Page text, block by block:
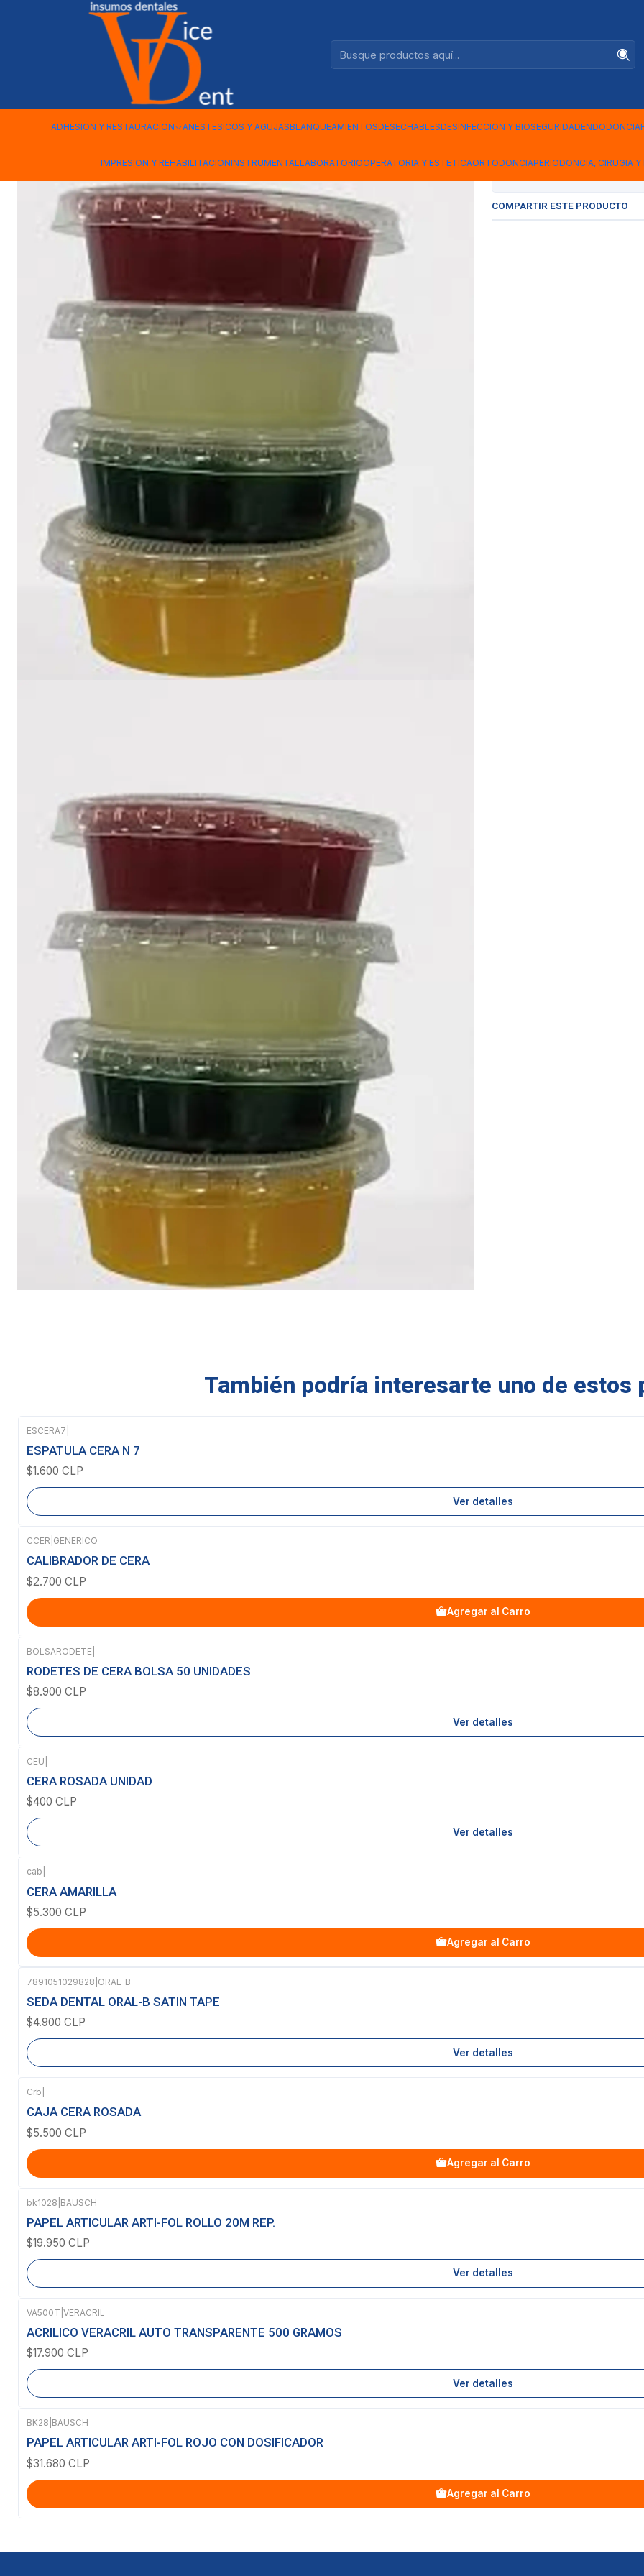
ADHESION Y RESTAURACION ANESTESICOS Y AGUJASBLANQUEAMIENTOSDESECHABLESDESINFECCION Y BIOSEGURIDADENDODONCIA
IMPRESION Y REHABILITACIONINSTRUMENTALLABORATORIOOPERATORIA Y ESTETICAORTODONCIAPERIODONCIA, CIRUGIA Y
LABORATORIO CERA PARA ENCERADO DIAGNOSTICO
COMPARTIR ESTE PRODUCTO
También podría interesarte uno de estos
Agotado
ESCERA7
ESPATULA CERA N 7
$1.600 CLP
Ver detalles
CCER GENERICO
CALIBRADOR DE CERA
$2.700 CLP
Agregar al Carro
Agotado
BOLSARODETE
RODETES DE CERA BOLSA 50 UNIDADES
$8.900 CLP
Ver detalles
Agotado
CEU
CERA ROSADA UNIDAD
$400 CLP
Ver detalles
cab
CERA AMARILLA
$5.300 CLP
Agregar al Carro
Agotado
7891051029828 ORAL-B
SEDA DENTAL ORAL-B SATIN TAPE
$4.900 CLP
Ver detalles
Crb
CAJA CERA ROSADA
$5.500 CLP
Agregar al Carro
Agotado
bk1028 BAUSCH
PAPEL ARTICULAR ARTI-FOL ROLLO 20M REP.
$19.950 CLP
Ver detalles
Agotado
VA500T VERACRIL
ACRILICO VERACRIL AUTO TRANSPARENTE 500 GRAMOS
$17.900 CLP
Ver detalles
BK28 BAUSCH
PAPEL ARTICULAR ARTI-FOL ROJO CON DOSIFICADOR
$31.680 CLP
Agregar al Carro